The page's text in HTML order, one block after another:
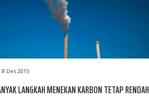
8 Des 2015
LANGKAH MENEKAN KARBON TETAP RENDAH